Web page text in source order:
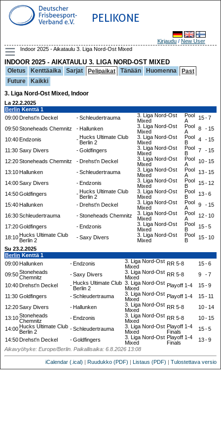
PELIKONE
Kirjaudu / New User
Indoor 2025 - Aikataulu 3. Liga Nord-Ost Mixed
INDOOR 2025 - AIKATAULU 3. LIGA NORD-OST MIXED
Oletus Kenttäaika Sarjat Pelipaikat Tänään Huomenna
Past
Future
Kaikki
3. Liga Nord-Ost Mixed, Indoor
La 22.2.2025
Berlin Kenttä 1
09:00 Drehst'n Deckel -Schleudertrauma
3. Liga Nord-Ost
Mixed
Pool
A
15-7
09:50Stoneheads Chemnitz - Hallunken
3. Liga Nord-Ost
Mixed
Pool
A
8 - 15
10:40 Endzonis - Hucks Ultimate Club
Berlin 2
3. Liga Nord-Ost
Mixed
Pool
B
4 - 15
11:30 Saxy Divers -Goldfingers
3. Liga Nord-Ost
Mixed
Pool
B
7 - 15
12:20Stoneheads Chemnitz - Drehst'n Deckel
3. Liga Nord-Ost
Mixed
Pool
A
10- 15
13:10 Hallunken -Schleudertrauma
3. Liga Nord-Ost
Mixed
Pool
A
13- 15
14:00Saxy Divers - Endzonis
3. Liga Nord-Ost
Mixed
Pool
B
15- 12
14:50Goldfingers - Hucks Ultimate Club
Berlin 2
3. Liga Nord-Ost
Mixed
Pool
B
13-6
15:40 Hallunken - Drehst'n Deckel
3. Liga Nord-Ost
Mixed
Pool
A
9 - 15
16:30Schleudertrauma -Stoneheads Chemnitz
3. Liga Nord-Ost
Mixed
Pool
A
12- 10
17:20Goldfingers - Endzonis
3. Liga Nord-Ost
Mixed
Pool
B
15-5
18:10 Hucks Ultimate Club
Berlin 2
-Saxy Divers
3. Liga Nord-Ost
Mixed
Pool
B
15- 10
Su 23.2.2025
Berlin Kenttä 1
09:00 Hallunken - Endzonis
3. Liga Nord-Ost
Mixed
RR 5-8 15-6
09:50Stoneheads
Chemnitz
-Saxy Divers
3. Liga Nord-Ost
Mixed
RR 5-8 9 -7
10:40 Drehst'n Deckel - Hucks Ultimate Club
Berlin 2
3. Liga Nord-Ost
Mixed
Playoff 1-4 15-9
11:30 Goldfingers -Schleudertrauma
3. Liga Nord-Ost
Mixed
Playoff 1-4 15- 11
12:20Saxy Divers - Hallunken
3. Liga Nord-Ost
Mixed
RR 5-8 10- 14
13:10Stoneheads
Chemnitz
- Endzonis
3. Liga Nord-Ost
Mixed
RR 5-8 10- 15
14:00 Hucks Ultimate Club
Berlin 2
-Schleudertrauma
3. Liga Nord-Ost
Mixed
Playoff 1-4
Finals
15-5
14:50 Drehst'n Deckel -Goldfingers
3. Liga Nord-Ost
Mixed
Playoff 1-4
Finals
13-9
Aikavyöhyke: Europe/Berlin. Paikallisaika: 6.8.2026 13:08
iCalendar (.ical) | Ruudukko (PDF) | Listaus (PDF) | Tulostettava versio